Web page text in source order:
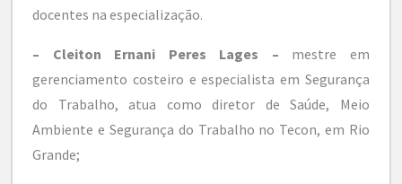
docentes na especialização.
– Cleiton Ernani Peres Lages – mestre em
gerenciamento costeiro e especialista em Segurança
do Trabalho, atua como diretor de Saúde, Meio
Ambiente e Segurança do Trabalho no Tecon, em Rio
Grande;